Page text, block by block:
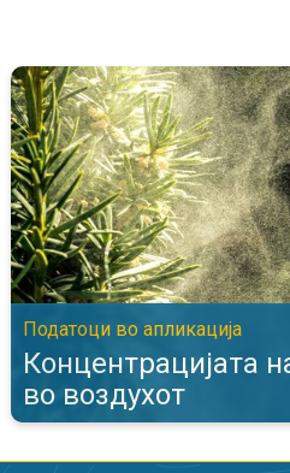
Концентрацијата на полен во
Податоци во апликација
Концентрацијата
во воздухот